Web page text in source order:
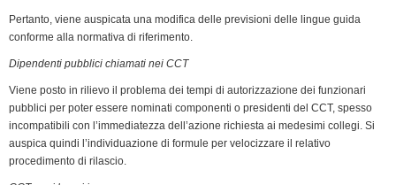
Pertanto, viene auspicata una modifica delle previsioni delle lingue guida
conforme alla normativa di riferimento.
Dipendenti pubblici chiamati nei CCT
Viene posto in rilievo il problema dei tempi di autorizzazione dei funzionari
pubblici per poter essere nominati componenti o presidenti del CCT, spesso
incompatibili con l’immediatezza dell’azione richiesta ai medesimi collegi. Si
auspica quindi l’individuazione di formule per velocizzare il relativo
procedimento di rilascio.